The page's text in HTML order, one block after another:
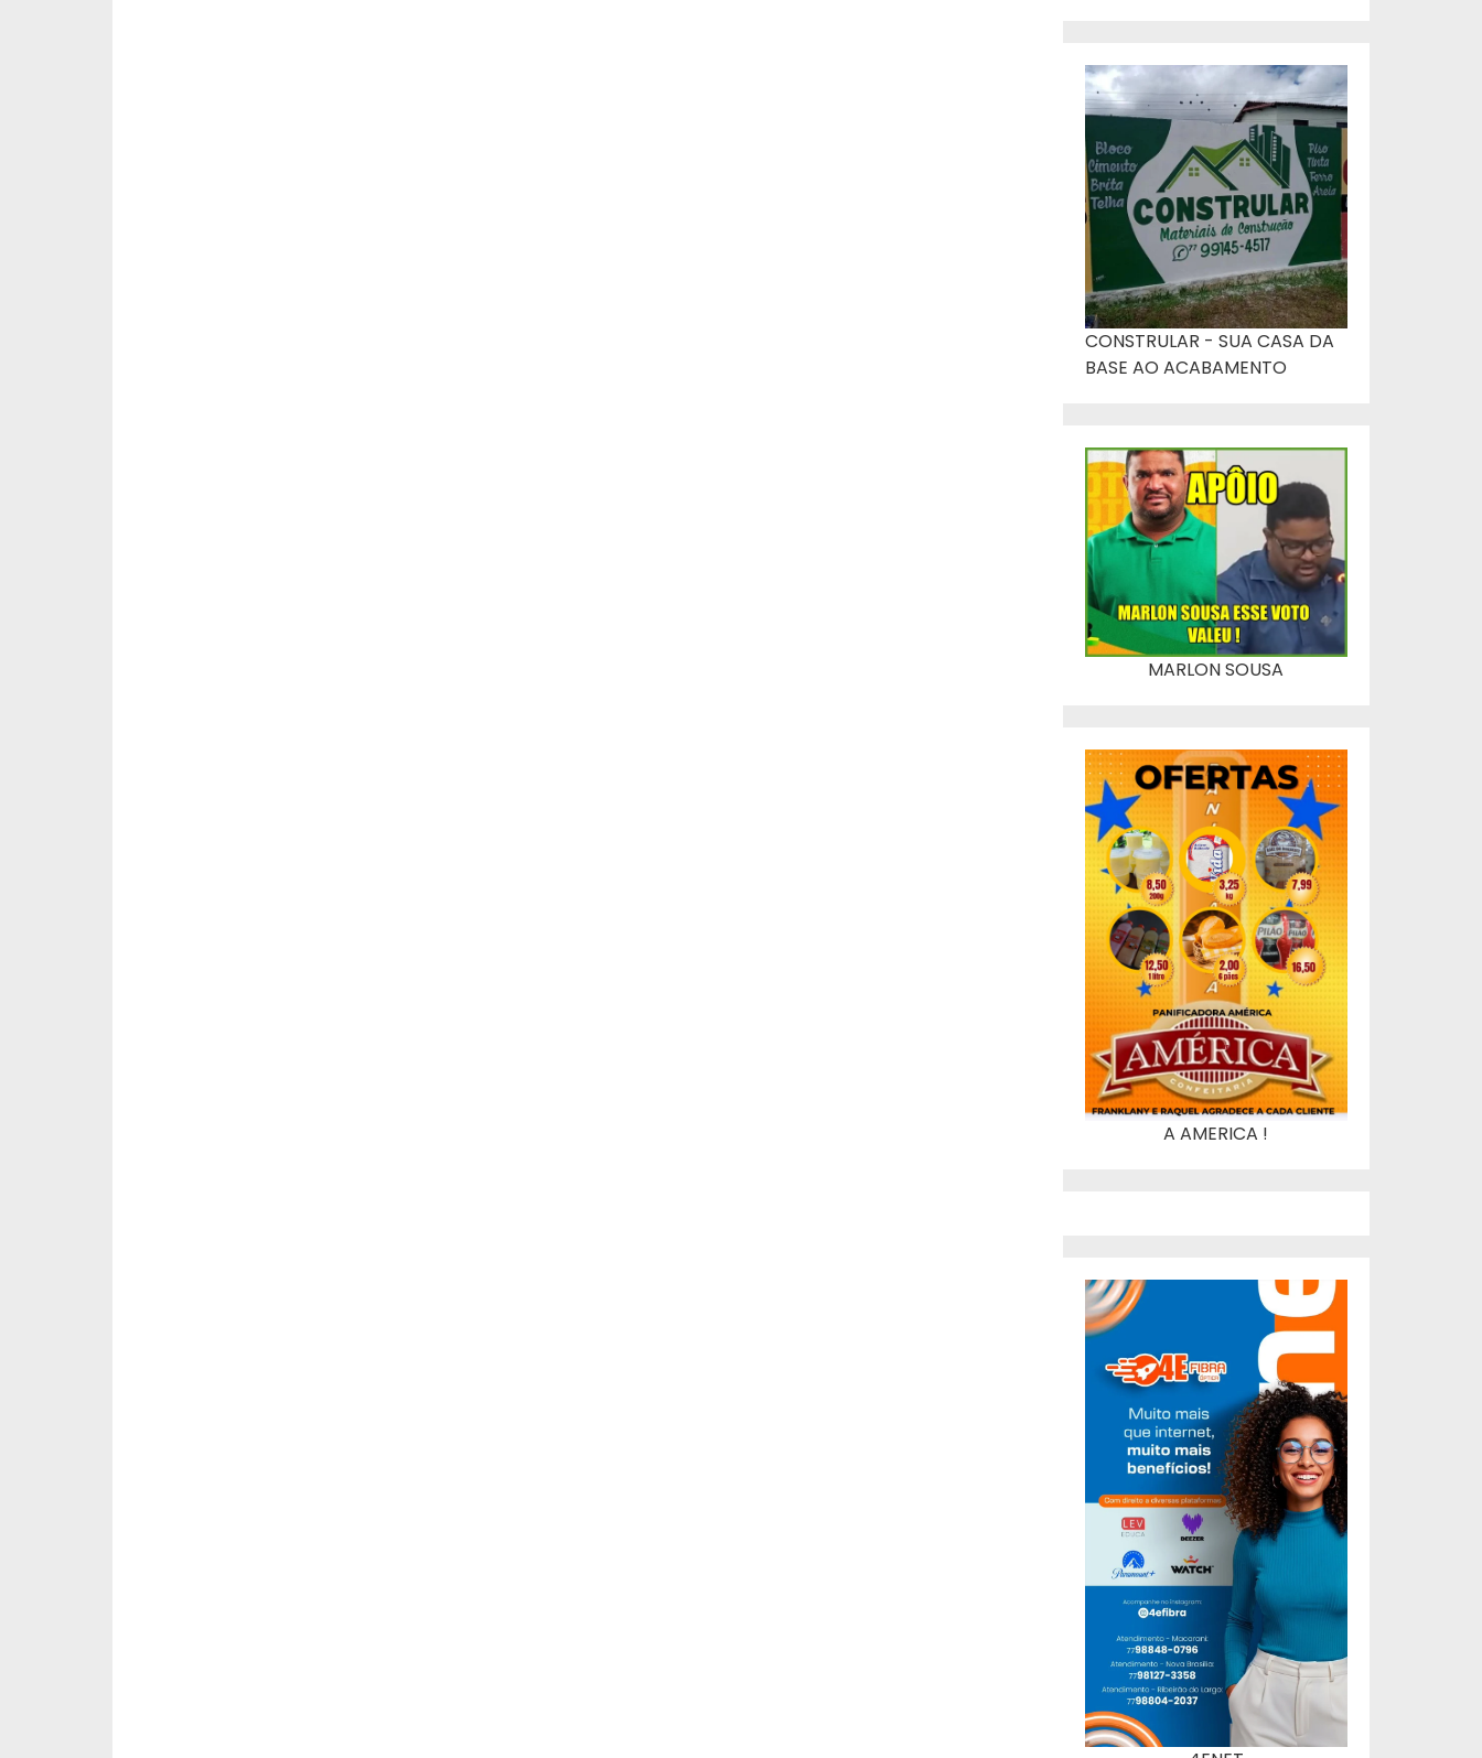
CONSTRULAR - SUA CASA DA
BASE AO ACABAMENTO
MARLON SOUSA
A AMERICA !